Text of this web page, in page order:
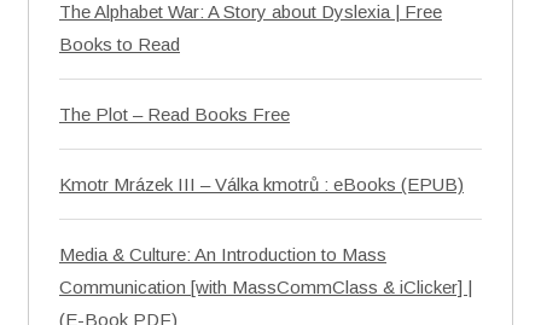
The Alphabet War: A Story about Dyslexia | Free
Books to Read
The Plot – Read Books Free
Kmotr Mrázek III – Válka kmotrů : eBooks (EPUB)
Media & Culture: An Introduction to Mass
Communication [with MassCommClass & iClicker] |
(E-Book PDF)